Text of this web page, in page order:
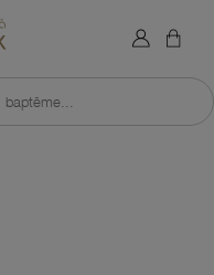
Retour à l'accueil du site
×